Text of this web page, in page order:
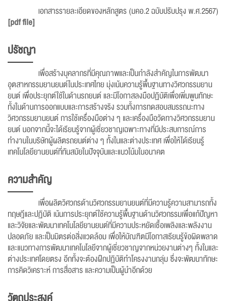
เอกสารรายละเอียดของหลักสูตร (มคอ.2 ฉบับปรับปรุง พ.ศ.2567)
[pdf file]
ปรัชญา
เพื่อสร้างบุคลากรที่มีคุณภาพและเป็นกำลังสำคัญในการพัฒนา
อุตสาหกรรมยานยนต์ในประเทศไทย มุ่งเน้นความรู้พื้นฐานทางวิศวกรรมยาน
ยนต์ เพื่อประยุกต์ใช้ในด้านรถยนต์ และมีโอกาสลงมือปฏิบัติเพื่อเพิ่มพูนทักษะ
ทั้งในด้านการออกแบบและการสร้างจริง รวมทั้งการทดสอบสมรรถนะทาง
วิศวกรรมยานยนต์ การใช้เครื่องมือต่าง ๆ และเครื่องมือวัดทางวิศวกรรมยาน
ยนต์ นอกจากนี้จะได้เรียนรู้จากผู้เชี่ยวชาญเฉพาะทางที่มีประสบการณ์การ
ทำงานในบริษัทผู้ผลิตรถยนต์ต่าง ๆ ทั้งในและต่างประเทศ เพื่อให้ได้เรียนรู้
เทคโนโลยียานยนต์ที่ทันสมัยในปัจจุบันและแนวโน้มในอนาคต
ความสำคัญ
เพื่อผลิตวิศวกรด้านวิศวกรรมยานยนต์ที่มีความรู้ความสามารถทั้ง
ทฤษฎีและปฏิบัติ เน้นการประยุกต์ใช้ความรู้พื้นฐานด้านวิศวกรรมเพื่อแก้ปัญหา
และวิจัยและพัฒนาเทคโนโลยียานยนต์ที่มีความประหยัดเชื้อเพลิงและพลังงาน
ปลอดภัย และเป็นมิตรต่อสิ่งแวดล้อม เพื่อให้บัณฑิตมีโอกาสเรียนรู้ข้อผิดพลาด
และแนวทางการพัฒนาเทคโนโลยีจากผู้เชี่ยวชาญจากหน่วยงานต่างๆ ทั้งในและ
ต่างประเทศโดยตรง อีกทั้งจะต้องฝึกปฏิบัติทำโครงงานกลุ่ม ซึ่งจะพัฒนาทักษะ
การคิดวิเคราะห์ การสื่อสาร และความเป็นผู้นำอีกด้วย